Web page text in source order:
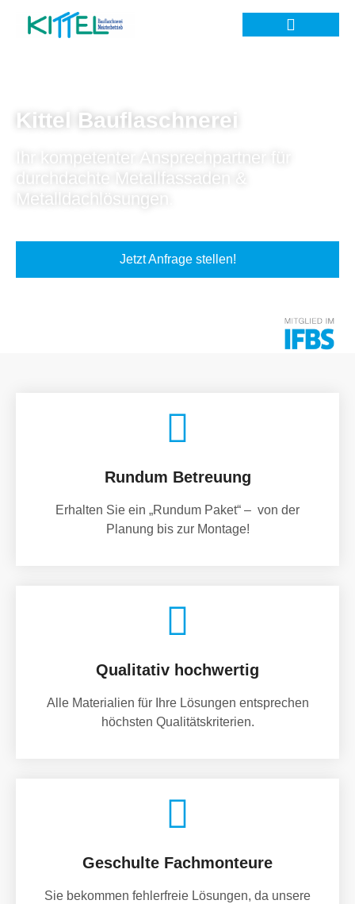
Kittel Bauflaschnerei
Ihr kompetenter Ansprechpartner für
durchdachte Metallfassaden &
Metalldachlösungen.
Jetzt Anfrage stellen!
Rundum Betreuung
Erhalten Sie ein „Rundum Paket“ – von der
Planung bis zur Montage!
Qualitativ hochwertig
Alle Materialien für Ihre Lösungen entsprechen
höchsten Qualitätskriterien.
Geschulte Fachmonteure
Sie bekommen fehlerfreie Lösungen, da unsere